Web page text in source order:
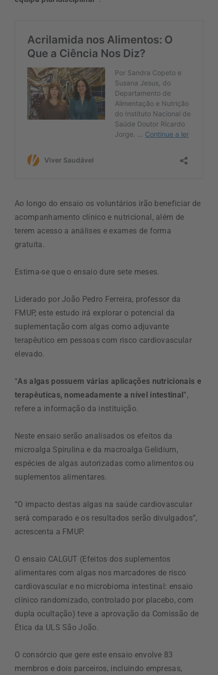
Ao longo do ensaio os voluntários irão beneficiar de
acompanhamento clínico e nutricional, além de
terem acesso a análises e exames de forma
gratuita.
Estima-se que o ensaio dure sete meses.
Liderado por João Pedro Ferreira, professor da
FMUP, este estudo irá explorar o potencial da
suplementação com algas como adjuvante
terapêutico em pessoas com risco cardiovascular
elevado.
“As algas possuem várias aplicações nutricionais e
terapêuticas, nomeadamente a nível intestinal ”,
refere a informação da instituição.
Neste ensaio serão analisados os efeitos da
microalga Spirulina e da macroalga Gelidium,
espécies de algas autorizadas como alimentos ou
suplementos alimentares.
“O impacto destas algas na saúde cardiovascular
será comparado e os resultados serão divulgados”,
acrescenta a FMUP.
O ensaio CALGUT (Efeitos dos suplementos
alimentares com algas nos marcadores de risco
cardiovascular e no microbioma intestinal: ensaio
clínico randomizado, controlado por placebo, com
dupla ocultação) teve a aprovação da Comissão de
Ética da ULS São João.
O consórcio que gere este ensaio envolve 83
membros e dois parceiros, incluindo empresas,